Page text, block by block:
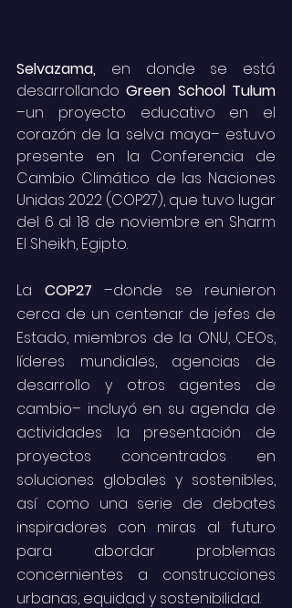
Selvazama, en donde se está
desarrollando Green School Tulum
–un proyecto educativo en el
corazón de la selva maya– estuvo
presente en la Conferencia de
Cambio Climático de las Naciones
Unidas 2022 (COP27), que tuvo lugar
del 6 al 18 de noviembre en Sharm
El Sheikh, Egipto.
La COP27 –donde se reunieron
cerca de un centenar de jefes de
Estado, miembros de la ONU, CEOs,
líderes mundiales, agencias de
desarrollo y otros agentes de
cambio– incluyó en su agenda de
actividades la presentación de
proyectos concentrados en
soluciones globales y sostenibles,
así como una serie de debates
inspiradores con miras al futuro
para abordar problemas
concernientes a construcciones
urbanas, equidad y sostenibilidad.